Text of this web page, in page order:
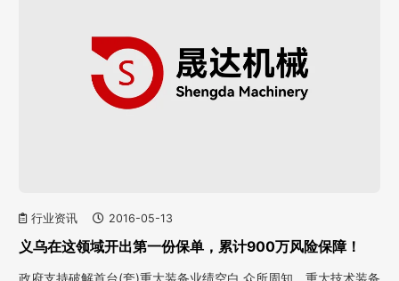
行业资讯 2016-05-13
义乌在这领域开出第一份保单，累计900万风险保障！
政府支持破解首台(套)重大装备业绩空白 众所周知，重大技术装备